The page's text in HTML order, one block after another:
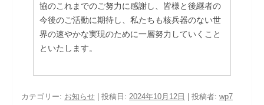
協のこれまでのご努力に感謝し、皆様と後継者の
今後のご活動に期待し、私たちも核兵器のない世
界の速やかな実現のために一層努力していくこと
といたします。
カテゴリー: お知らせ | 投稿日: 2024年10月12日 投稿者: wp7